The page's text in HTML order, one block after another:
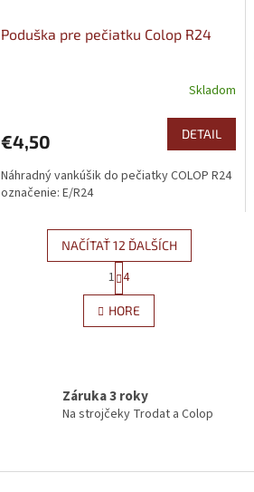
Poduška pre pečiatku Colop R24
Skladom
€4,50 DETAIL
Náhradný vankúšik do pečiatky COLOP R24
označenie: E/R24
O
v
l
i
e
v
NAČÍTAŤ 12 ĎALŠÍCH
S
t
r
á
n
a
n
i
1 4
HORE
Záruka 3 roky
Na strojčeky Trodat a Colop